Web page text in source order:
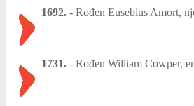
1692. - Rođen Eusebius Amort,
1731. - Rođen William Cowper,